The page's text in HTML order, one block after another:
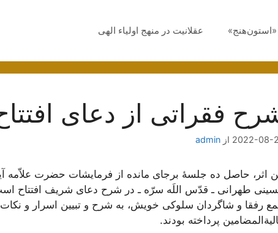
«استون‌هنج» عقلانیت در منهج اولیاء الهی
فقراتی از دعای
2022-08- از admin
اثر، حاصل ده جلسۀ برجای مانده از فرمایشات حضرت
طهرانی ـ قدّس اللَه سرّه ـ در شرح دعای شریف افتتاح
رفقا و شاگردان سلوکی خویش، به شرح و تبیین اسرار و
پرداخته بودند.